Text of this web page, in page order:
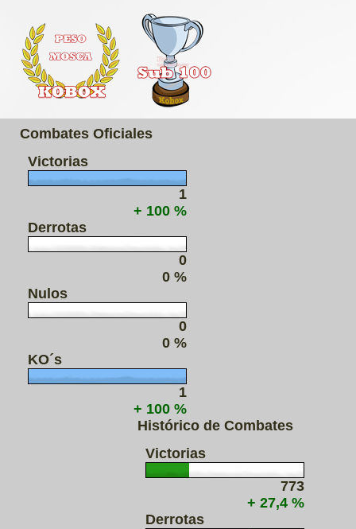
Combates Oficiales
Victorias
1
+ 100 %
Derrotas
0
0 %
Nulos
0
0 %
KO´s
1
+ 100 %
Histórico de Combates
Victorias
773
+ 27,4 %
Derrotas